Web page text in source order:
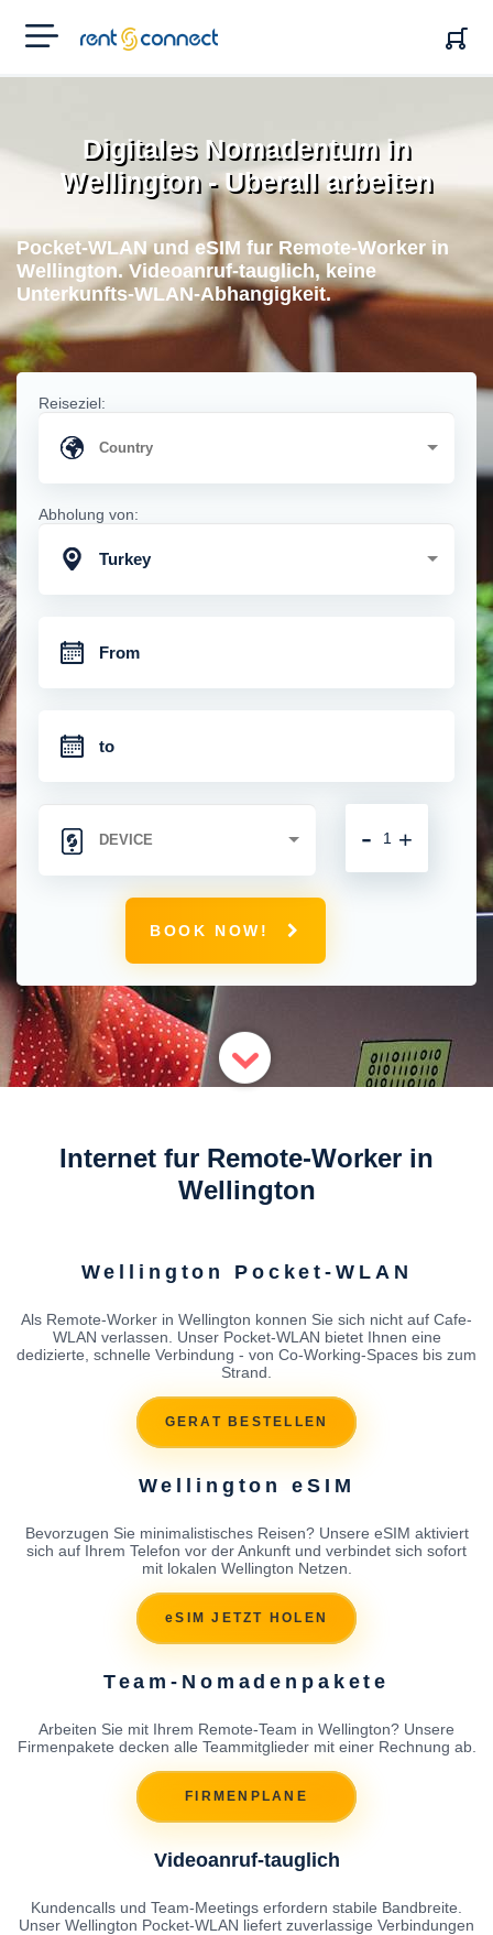
RENT'N
CONNECT
Digitales Nomadentum in
Wellington - Uberall arbeiten
Pocket-WLAN und eSIM fur Remote-Worker in
Wellington. Videoanruf-tauglich, keine
Unterkunfts-WLAN-Abhangigkeit.
Reiseziel:
Abholung von:
Turkey
+
-
BOOK NOW!
Internet fur Remote-Worker in
Wellington
Wellington Pocket-WLAN
Als Remote-Worker in Wellington konnen Sie sich nicht auf Cafe-
WLAN verlassen. Unser Pocket-WLAN bietet Ihnen eine
dedizierte, schnelle Verbindung - von Co-Working-Spaces bis zum
Strand.
GERAT BESTELLEN
Wellington eSIM
Bevorzugen Sie minimalistisches Reisen? Unsere eSIM aktiviert
sich auf Ihrem Telefon vor der Ankunft und verbindet sich sofort
mit lokalen Wellington Netzen.
eSIM JETZT HOLEN
Team-Nomadenpakete
Arbeiten Sie mit Ihrem Remote-Team in Wellington? Unsere
Firmenpakete decken alle Teammitglieder mit einer Rechnung ab.
FIRMENPLANE
Videoanruf-tauglich
Kundencalls und Team-Meetings erfordern stabile Bandbreite.
Unser Wellington Pocket-WLAN liefert zuverlassige Verbindungen